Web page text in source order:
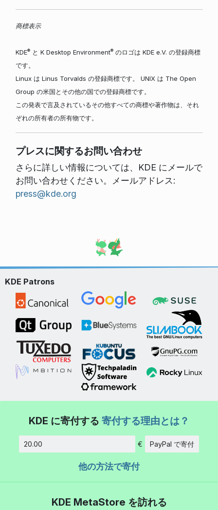
商標表示
KDE®と K Desktop Environment®のロゴは KDE e.V. の登録商標
です。
Linux は Linus Torvalds の登録商標です。 UNIX は The Open
Group の米国とその他の国での登録商標です。
この発表で言及されているその他すべての商標や著作物は、それ
ぞれの所有者の所有物です。
プレスに関するお問い合わせ
さらに詳しい情報については、KDE にメールで
お問い合わせください。メールアドレス:
press@kde.org
KDE Patrons
KDE に寄付する 寄付する理由とは？
€ PayPal で寄付
他の方法で寄付
KDE MetaStore を訪れる